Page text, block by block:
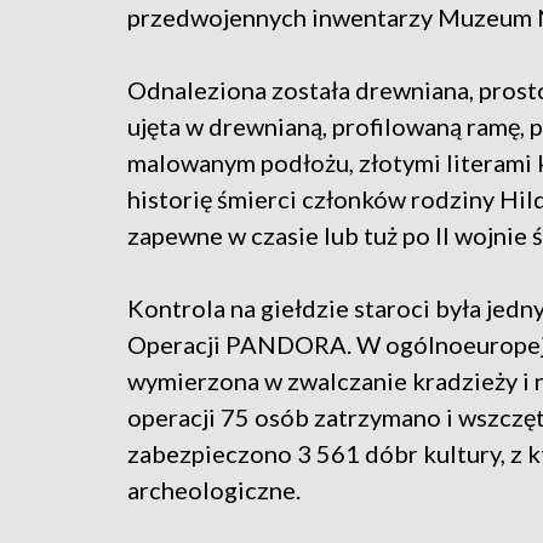
przedwojennych inwentarzy Muzeum
Odnaleziona została drewniana,
ujęta w drewnianą, profilowaną ramę,
malowanym podłożu, złotymi
historię śmierci członków rodziny
zapewne w czasie lub tuż po II wojnie
Kontrola na giełdzie staroci była
Operacji PANDORA. W
wymierzona w zwalczanie kradzieży
operacji 75 osób zatrzymano i
zabezpieczono 3 561 dóbr kultury, z
archeologiczne.